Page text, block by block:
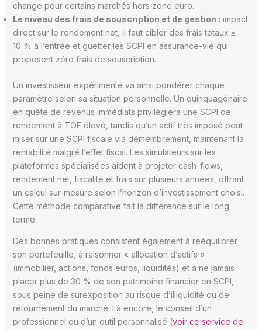
change pour certains marchés hors zone euro.
Le niveau des frais de souscription et de gestion : impact
direct sur le rendement net, il faut cibler des frais totaux ≤
10 % à l’entrée et guetter les SCPI en assurance-vie qui
proposent zéro frais de souscription.
Un investisseur expérimenté va ainsi pondérer chaque
paramètre selon sa situation personnelle. Un quinquagénaire
en quête de revenus immédiats privilégiera une SCPI de
rendement à TOF élevé, tandis qu’un actif très imposé peut
miser sur une SCPI fiscale via démembrement, maintenant la
rentabilité malgré l’effet fiscal. Les simulateurs sur les
plateformes spécialisées aident à projeter cash-flows,
rendement net, fiscalité et frais sur plusieurs années, offrant
un calcul sur-mesure selon l’horizon d’investissement choisi.
Cette méthode comparative fait la différence sur le long
terme.
Des bonnes pratiques consistent également à rééquilibrer
son portefeuille, à raisonner « allocation d’actifs »
(immobilier, actions, fonds euros, liquidités) et à ne jamais
placer plus de 30 % de son patrimoine financier en SCPI,
sous peine de surexposition au risque d’illiquidité ou de
retournement du marché. Là encore, le conseil d’un
professionnel ou d’un outil personnalisé (voir ce service de